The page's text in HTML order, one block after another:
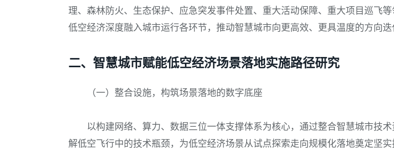
理、森林防火、生态保护、应急突发事件处置、重大活动保障、重大项目巡飞等
低空经济深度融入城市运行各环节，推动智慧城市向更高效、更具温度的方向迭
二、智慧城市赋能低空经济场景落地实施路径研究
（一）整合设施，构筑场景落地的数字底座
以构建网络、算力、数据三位一体支撑体系为核心，通过整合智慧城市技
解低空飞行中的技术瓶颈，为低空经济场景从试点探索走向规模化落地奠定坚